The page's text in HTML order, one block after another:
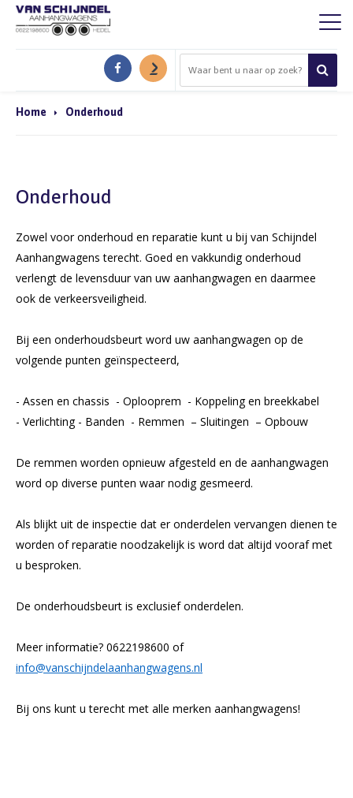
Home Onderhoud
Onderhoud
Zowel voor onderhoud en reparatie kunt u bij van Schijndel
Aanhangwagens terecht. Goed en vakkundig onderhoud
verlengt de levensduur van uw aanhangwagen en daarmee
ook de verkeersveiligheid.
Bij een onderhoudsbeurt word uw aanhangwagen op de
volgende punten geïnspecteerd,
- Assen en chassis - Oplooprem - Koppeling en breekkabel
- Verlichting - Banden - Remmen – Sluitingen – Opbouw
De remmen worden opnieuw afgesteld en de aanhangwagen
word op diverse punten waar nodig gesmeerd.
Als blijkt uit de inspectie dat er onderdelen vervangen dienen te
worden of reparatie noodzakelijk is word dat altijd vooraf met
u besproken.
De onderhoudsbeurt is exclusief onderdelen.
Meer informatie? 0622198600 of
info@vanschijndelaanhangwagens.nl
Bij ons kunt u terecht met alle merken aanhangwagens!